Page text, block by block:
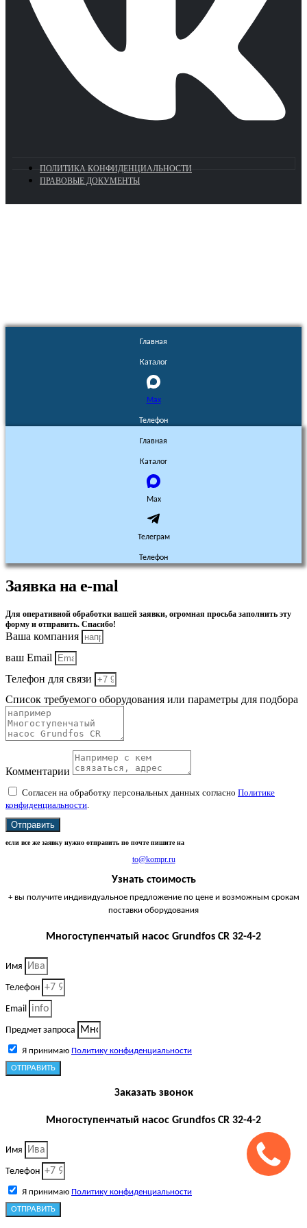
ПОЛИТИКА КОНФИДЕНЦИАЛЬНОСТИ
ПРАВОВЫЕ ДОКУМЕНТЫ
Главная
Каталог
Max
Телефон
Главная
Каталог
Max
Телеграм
Телефон
Заявка на e-mal
Для оперативной обработки вашей заявки, огромная просьба заполнить эту
форму и отправить. Спасибо!
Ваша компания
ваш Email
Телефон для связи
Список требуемого оборудования или параметры для подбора
Комментарии
Согласен на обработку персональных данных согласно Политике
конфиденциальности.
Отправить
если все же заявку нужно отправить по почте пишите на
to@kompr.ru
Узнать стоимость
+ вы получите индивидуальное предложение по цене и возможным срокам
поставки оборудования
Многоступенчатый насос Grundfos CR 32-4-2
Имя
Телефон
Email
Предмет запроса
Я принимаю Политику конфиденциальности
ОТПРАВИТЬ
Заказать звонок
Многоступенчатый насос Grundfos CR 32-4-2
Имя
Телефон
Я принимаю Политику конфиденциальности
ОТПРАВИТЬ